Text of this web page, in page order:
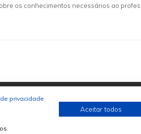
os conhecimentos necessários ao
privacidade
Aceitar todos